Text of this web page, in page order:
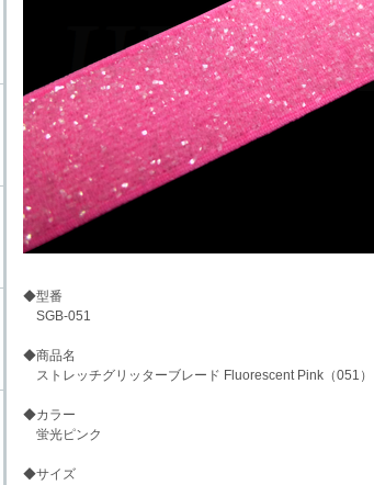
◆型番
SGB-051
◆商品名
ストレッチグリッターブレード Fluorescent Pink（051）
◆カラー
蛍光ピンク
◆サイズ